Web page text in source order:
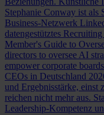
Stephanie Conway ist als
Business-Netzwerk
datengestütztes
Member's Guide to
directors to oversee AI
empower corporate
CEOs in Deutschland
und Ergebnisstärke,
reichen nicht mehr aus.
Leadership-Kompetenz